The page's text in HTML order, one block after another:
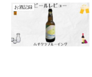
お酒記録